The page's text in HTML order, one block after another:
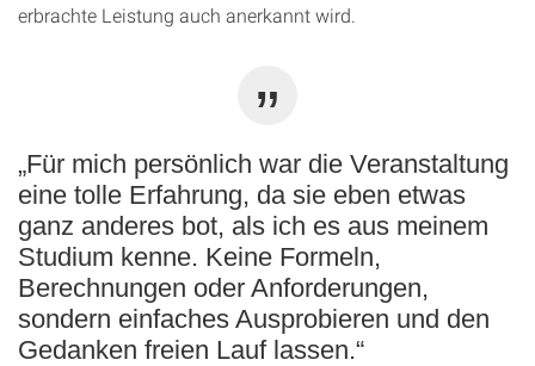
erbrachte Leistung auch anerkannt wird.
„Für mich persönlich war die Veranstaltung
eine tolle Erfahrung, da sie eben etwas
ganz anderes bot, als ich es aus meinem
Studium kenne. Keine Formeln,
Berechnungen oder Anforderungen,
sondern einfaches Ausprobieren und den
Gedanken freien Lauf lassen.“